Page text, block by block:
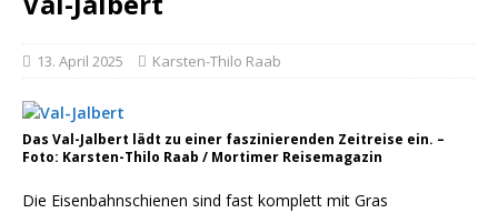
13. April 2025 Karsten-Thilo Raab
Das Val-Jalbert lädt zu einer faszinierenden Zeitreise ein. –
Foto: Karsten-Thilo Raab / Mortimer Reisemagazin
Die Eisenbahnschienen sind fast komplett mit Gras